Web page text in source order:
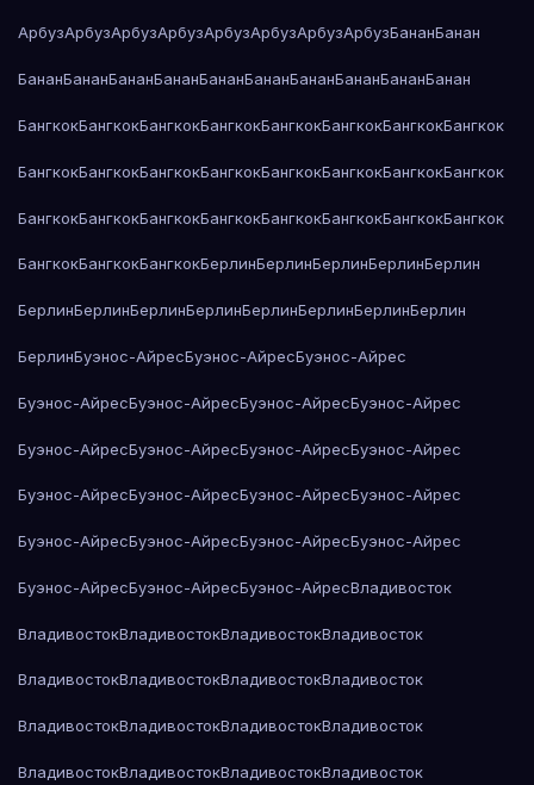
АрбузАрбузАрбузАрбузАрбузАрбузАрбузАрбузБананБанан
БананБананБананБананБананБананБананБананБананБанан
БангкокБангкокБангкокБангкокБангкокБангкокБангкокБангкок
БангкокБангкокБангкокБангкокБангкокБангкокБангкокБангкок
БангкокБангкокБангкокБангкокБангкокБангкокБангкокБангкок
БангкокБангкокБангкокБерлинБерлинБерлинБерлинБерлин
БерлинБерлинБерлинБерлинБерлинБерлинБерлинБерлин
БерлинБуэнос-АйресБуэнос-АйресБуэнос-Айрес
Буэнос-АйресБуэнос-АйресБуэнос-АйресБуэнос-Айрес
Буэнос-АйресБуэнос-АйресБуэнос-АйресБуэнос-Айрес
Буэнос-АйресБуэнос-АйресБуэнос-АйресБуэнос-Айрес
Буэнос-АйресБуэнос-АйресБуэнос-АйресБуэнос-Айрес
Буэнос-АйресБуэнос-АйресБуэнос-АйресВладивосток
ВладивостокВладивостокВладивостокВладивосток
ВладивостокВладивостокВладивостокВладивосток
ВладивостокВладивостокВладивостокВладивосток
ВладивостокВладивостокВладивостокВладивосток